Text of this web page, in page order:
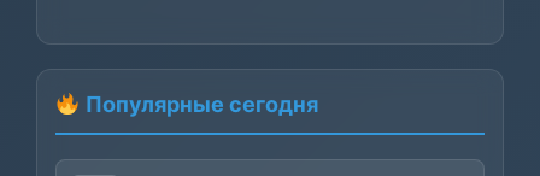
Популярные сегодня